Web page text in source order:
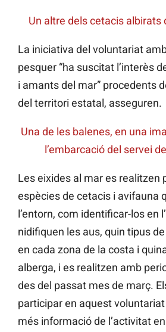
Un altre dels cetacis albirats
La iniciativa del voluntariat
pesquer “ha suscitat l’interès
i amants del mar” procedents
del territori estatal, asseguren.
Una de les balenes, en una
l’embarcació del servei
Les eixides al mar es realitzen
espècies de cetacis i avifauna
l’entorn, com identificar-los en
nidifiquen les aus, quin tipus
en cada zona de la costa i
alberga, i es realitzen amb
des del passat mes de març.
participar en aquest
més informació de l’activitat en